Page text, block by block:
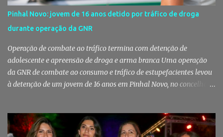
Pinhal Novo: jovem de 16 anos detido por tráfico de droga
durante operação da GNR
Operação de combate ao tráfico termina com detenção de
adolescente e apreensão de droga e arma branca Uma operação
da GNR de combate ao consumo e tráfico de estupefacientes levou
à detenção de um jovem de 16 anos em Pinhal Novo, no concelho
das autoridades sobre este tipo de criminalidade no distrito de
Setúbal. Droga, arma branca e dinheiro apreendidos pela GNR Um